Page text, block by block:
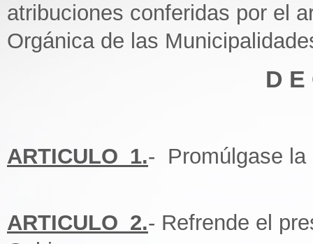
atribuciones conferidas por el
Orgánica de las
D E
ARTICULO_1.- Promúlgase la
ARTICULO_2.- Refrende el